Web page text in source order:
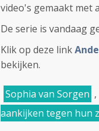
video's gemaakt met
De serie is vandaag
Klik op deze link
bekijken.
Sophia van Sorgen ,
aankijken tegen hun